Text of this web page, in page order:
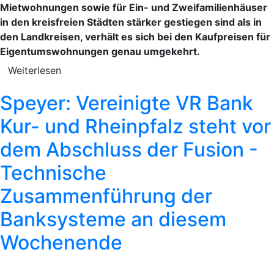
Mietwohnungen sowie für Ein- und Zweifamilienhäuser
in den kreisfreien Städten stärker gestiegen sind als in
den Landkreisen, verhält es sich bei den Kaufpreisen für
Eigentumswohnungen genau umgekehrt.
Weiterlesen
Speyer: Vereinigte VR Bank
Kur- und Rheinpfalz steht vor
dem Abschluss der Fusion -
Technische
Zusammenführung der
Banksysteme an diesem
Wochenende